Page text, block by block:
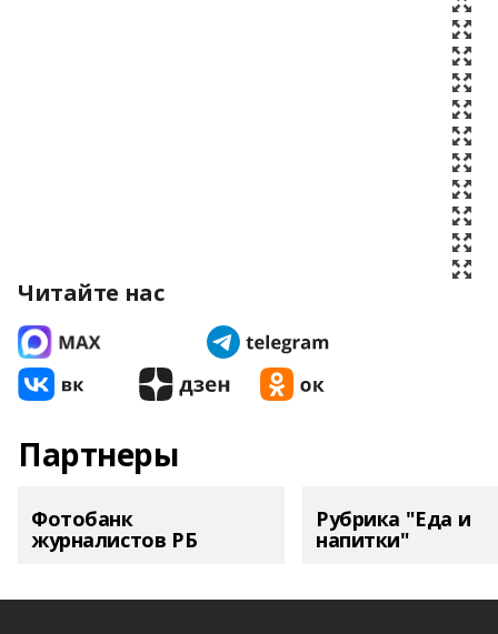
Читайте нас
Партнеры
Фотобанк
журналистов РБ
Рубрика "Еда и
напитки"